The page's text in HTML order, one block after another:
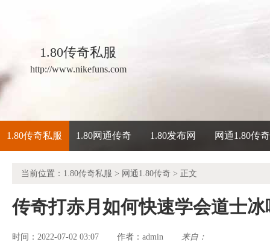
1.80传奇私服
http://www.nikefuns.com
1.80传奇私服 1.80网通传奇 1.80发布网 网通1.80传奇
当前位置： 1.80传奇私服 > 网通1.80传奇 > 正文
传奇打赤月如何快速学会道士冰
时间：2022-07-02 03:07 作者： admin 来自：